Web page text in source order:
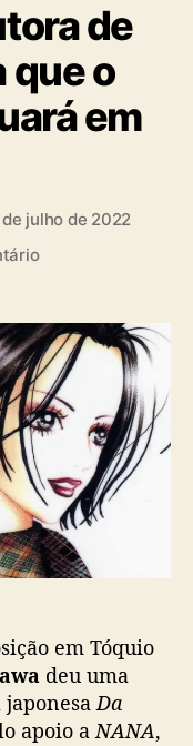
de
que o
em
julho de 2022
e
i
Y
a
z
a
a
,
a
u
t
a
d
em Tóquio
deu uma
japonesaDa
apoio aNANA,